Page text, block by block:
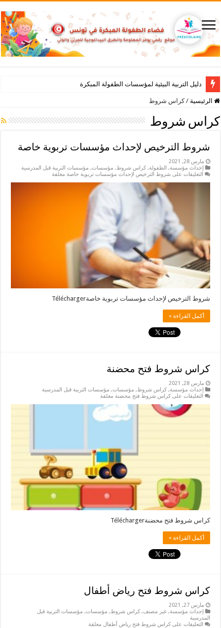
دليل التربية البيئية لمؤسسات الطفولة المبكرة
الرئيسية / كراس شروط
كراس شروط
شروط الترخيص لإحداث مؤسسات تربوية خاصة
مارس 28, 2021
إحداث مؤسسة, الطفولة, كراس شروط, مؤسسات, مؤسسات التربية قبل المدرسية
التعليقات على شروط الترخيص لإحداث مؤسسات تربوية خاصة مغلقة
شروط الترخيص لإحداث مؤسسات تربوية خاصةTélécharger
أكمل القراءة »
كراس شروط فتح محضنة
مارس 28, 2021
إحداث مؤسسة, كراس شروط, مؤسسات, مؤسسات التربية قبل المدرسية
التعليقات على كراس شروط فتح محضنة مغلقة
كراس شروط فتح محضنةTélécharger
أكمل القراءة »
كراس شروط فتح رياض أطفال
مارس 27, 2021
إحداث مؤسسة, غير مصنف, كراس شروط , مؤسسات, مؤسسات التربية قبل
المدرسية
التعليقات على كراس شروط فتح رياض أطفال مغلقة